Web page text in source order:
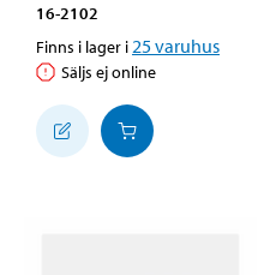
16-2102
Finns i lager i 25varuhus
Säljs ej online